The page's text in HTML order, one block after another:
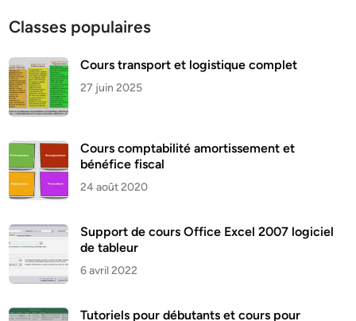
Classes populaires
Cours transport et logistique complet
27 juin 2025
Cours comptabilité amortissement et
bénéfice fiscal
24 août 2020
Support de cours Office Excel 2007 logiciel
de tableur
6 avril 2022
Tutoriels pour débutants et cours pour